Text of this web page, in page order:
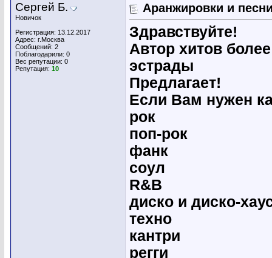
Сергей Б.
Новичок
Регистрация: 13.12.2017
Адрес: г.Москва
Сообщений: 2
Поблагодарили: 0
Вес репутации: 0
Репутация: 10
Аранжировки и
Здравствуйте!
Автор хитов
эстрады
Предлагает!
Если Вам нужен
рок
поп-рок
фанк
соул
R&B
диско и диско-
техно
кантри
регги